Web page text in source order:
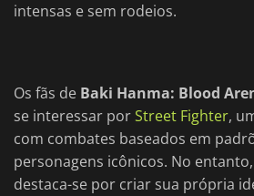
intensas e sem rodeios.
Os fãs de Baki Hanma: Blood
se interessar porStreet Fighter,
com combates baseados em
personagens icônicos. No entanto,
destaca-se por criar sua própria